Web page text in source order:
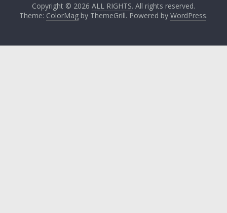
Copyright © 2026 ALL RIGHTS. All rights reserved.
Theme: ColorMagby ThemeGrill. Powered by WordPress.